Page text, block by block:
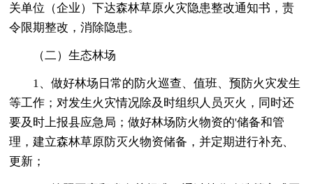
关单位（企业）下达森林草原火灾隐患整改通知书，责
令限期整改，消除隐患。
（二）生态林场
1、做好林场日常的防火巡查、值班、预防火灾发生
等工作；对发生火灾情况除及时组织人员灭火，同时还
要及时上报县应急局；做好林场防火物资的'储备和管
理，建立森林草原防灭火物资储备，并定期进行补充、
更新；